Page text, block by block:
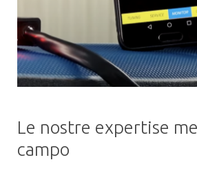
Le nostre expertise
campo